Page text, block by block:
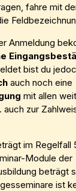
fahre mit
Anmeldung
bist du
auch noch eine
mit allen
auch zur
im Regelfall
Module der
beträgt
ist